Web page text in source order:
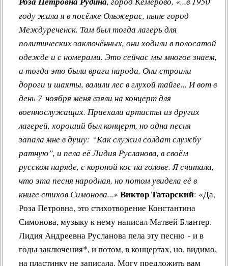
году жила я в посёлке Ольжерас, ныне город
Междуреченск. Там был тогда лагерь для
политических заключённых, они ходили в полосатой
одежде и с номерами. Это сейчас мы многое знаем,
а тогда это были враги народа. Они строили
дороги и шахты, валили лес в глухой тайге... И вот в
день 7 ноября меня взяли на концерт для
военнослужащих. Приехали артисты из других
лагерей, хороший был концерт, но одна песня
запала мне в душу: “Как служил солдат службу
ратную”, и пела её Лидия Русланова, в своём
русском наряде, с короной кос на голове. Я считала,
что эта песня народная, но потом увидела её в
книге стихов Симонова...» Виктор Татарский: «Да,
Роза Петровна, это стихотворение Константина
Симонова, музыку к нему написал Матвей Блантер.
Лидия Андреевна Русланова пела эту песню - и в
годы заключения*, и потом, в концертах, но, видимо,
на пластинку не записала. Могу предложить вам